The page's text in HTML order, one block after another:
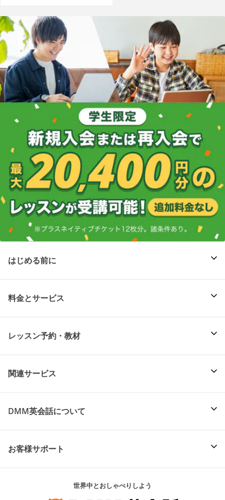
はじめる前に
料金とサービス
レッスン予約・教材
関連サービス
DMM英会話について
お客様サポート
世界中とおしゃべりしよう